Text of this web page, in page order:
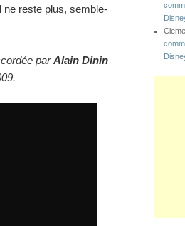
ne reste plus, semble-
parAlain Dinin